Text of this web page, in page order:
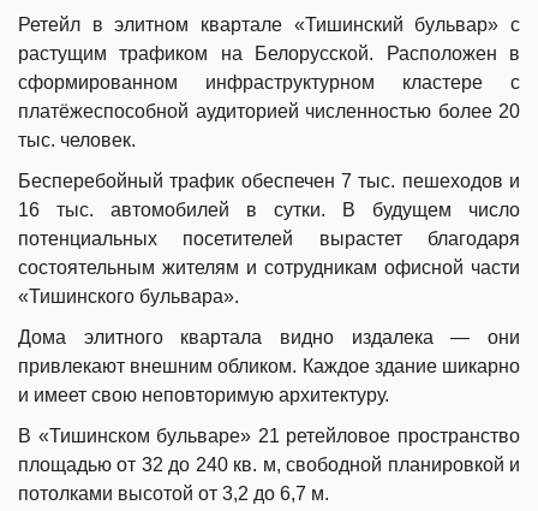
Ретейл в элитном квартале «Тишинский бульвар» с
растущим трафиком на Белорусской. Расположен в
сформированном инфраструктурном кластере с
платёжеспособной аудиторией численностью более 20
тыс. человек.
Бесперебойный трафик обеспечен 7 тыс. пешеходов и
16 тыс. автомобилей в сутки. В будущем число
потенциальных посетителей вырастет благодаря
состоятельным жителям и сотрудникам офисной части
«Тишинского бульвара».
Дома элитного квартала видно издалека — они
привлекают внешним обликом. Каждое здание шикарно
и имеет свою неповторимую архитектуру.
В «Тишинском бульваре» 21 ретейловое пространство
площадью от 32 до 240 кв. м, свободной планировкой и
потолками высотой от 3,2 до 6,7 м.